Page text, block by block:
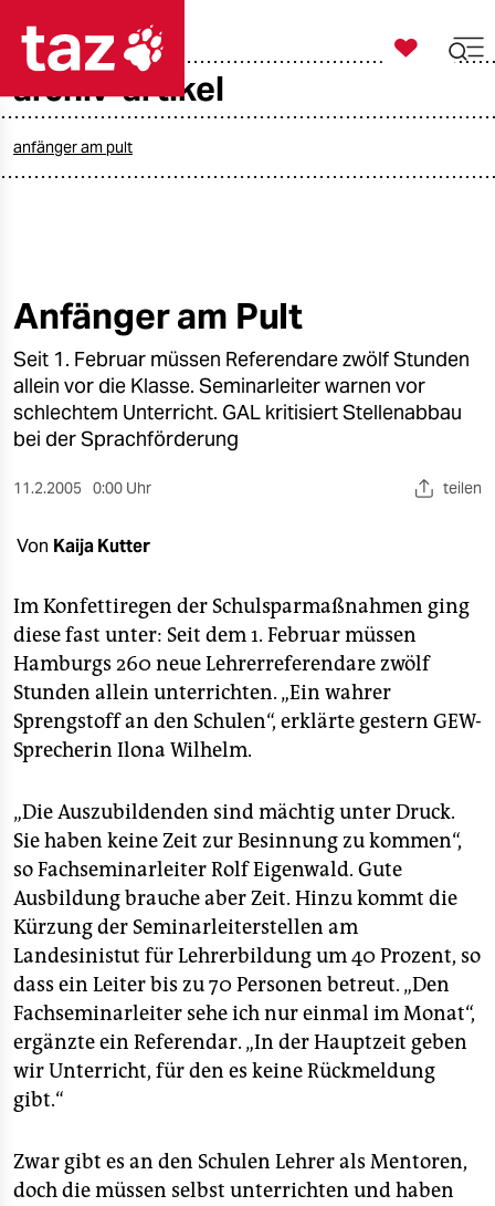
öko
gesellschaft
kultur
sport
berlin
nord
wahrheit
verlag
verlag
veranstaltungen
fragen & hilfe
unterstützen
abo
genossenschaft
epaper login

taz zahl ich
archiv-artikel
anfänger am pult
Anfänger am Pult
Seit 1. Februar müssen Referendare zwölf Stunden
allein vor die Klasse. Seminarleiter warnen vor
schlechtem Unterricht. GAL kritisiert Stellenabbau
bei der Sprachförderung
11.2.2005 0:00 Uhr teilen
Von Kaija Kutter
Im Konfettiregen der Schulsparmaßnahmen ging
diese fast unter: Seit dem 1. Februar müssen
Hamburgs 260 neue Lehrerreferendare zwölf
Stunden allein unterrichten. „Ein wahrer
Sprengstoff an den Schulen“, erklärte gestern GEW-
Sprecherin Ilona Wilhelm.
„Die Auszubildenden sind mächtig unter Druck.
Sie haben keine Zeit zur Besinnung zu kommen“,
so Fachseminarleiter Rolf Eigenwald. Gute
Ausbildung brauche aber Zeit. Hinzu kommt die
Kürzung der Seminarleiterstellen am
Landesinistut für Lehrerbildung um 40 Prozent, so
dass ein Leiter bis zu 70 Personen betreut. „Den
Fachseminarleiter sehe ich nur einmal im Monat“,
ergänzte ein Referendar. „In der Hauptzeit geben
wir Unterricht, für den es keine Rückmeldung
gibt.“
Zwar gibt es an den Schulen Lehrer als Mentoren,
doch die müssen selbst unterrichten und haben